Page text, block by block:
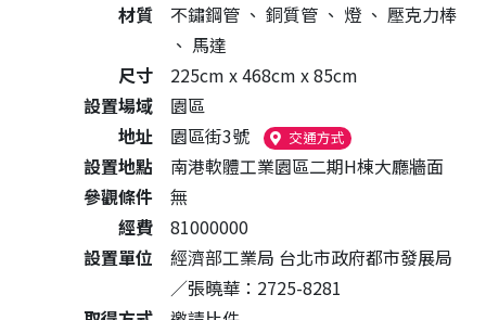
材質
不鏽鋼管 、 銅質管 、 燈 、 壓克力棒
、 馬達
尺寸
225cm x 468cm x 85cm
設置場域
園區
地址
園區街3號 交通方式（另開新視窗）
設置地點
南港軟體工業園區二期H棟大廳牆面
參觀條件
無
經費
81000000
設置單位
經濟部工業局 台北市政府都市發展局
／張曉華：2725-8281